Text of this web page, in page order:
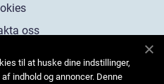
oss
til at huske dine indstillinger,
indhold og annoncer. Denne